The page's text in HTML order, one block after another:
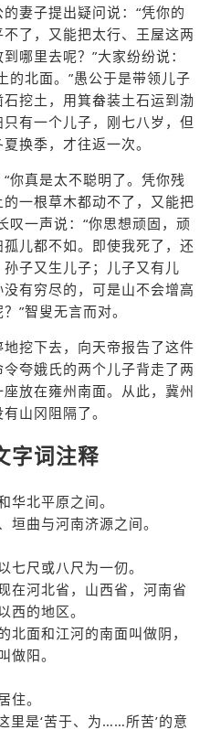
妻子提出疑问说：“凭你的
了，又能把太行、王屋这两
哪里去呢？”大家纷纷说：
的北面。”愚公于是带领儿子
挖土，用箕畚装土石运到渤
有一个儿子，刚七八岁，但
换季，才往返一次。
你真是太不聪明了。凭你残
一根草木都动不了，又能把
叹一声说：“你思想顽固，顽
儿都不如。即使我死了，还
子又生儿子；儿子又有儿
有穷尽的，可是山不会增高
”智叟无言而对。
挖下去，向天帝报告了这件
夸娥氏的两个儿子背走了两
放在雍州南面。从此，冀州
山冈阻隔了。
字词注释
北平原之间。
曲与河南济源之间。
尺或八尺为一仞。
河北省，山西省，河南省
西的地区。
面和江河的南面叫做阴，
做阳。
。
是‘苦于、为……所苦’的意